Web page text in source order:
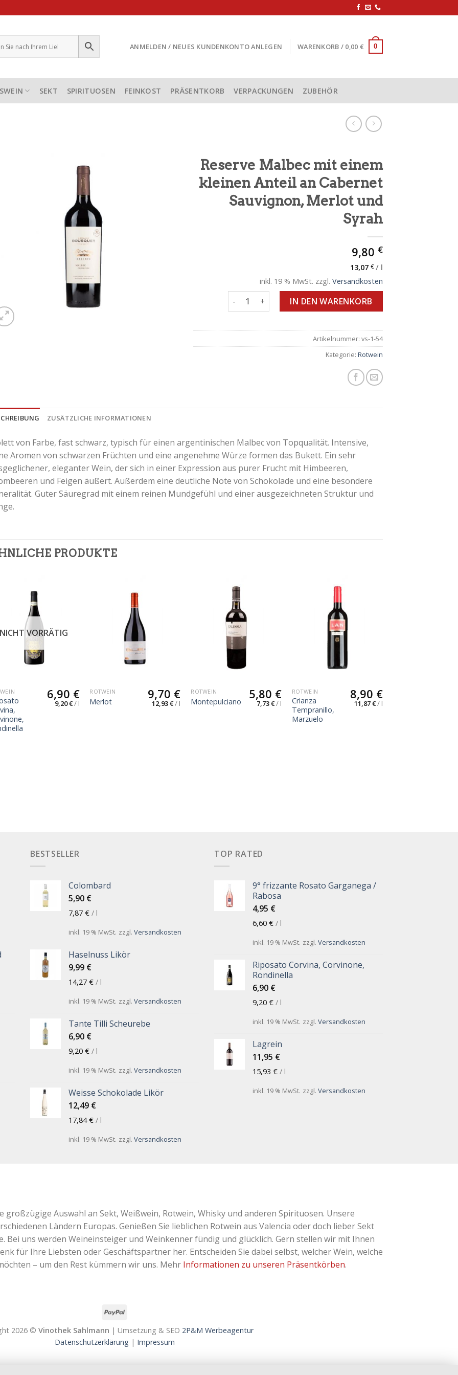
ANMELDEN / NEUES KUNDENKONTO ANLEGEN WARENKORB / 0,00 € 0
SEKT SPIRITUOSEN FEINKOST PRÄSENTKORB VERPACKUNGEN ZUBEHÖR
Reserve Malbec mit einem
kleinen Anteil an Cabernet
Sauvignon, Merlot und
Syrah
9,80 €
13,07 € / l
inkl. 19 % MwSt. zzgl. Versandkosten
Reserve Malbec mit einem kleinen Anteil an Cabernet
IN DEN WARENKORB
Artikelnummer: vs-1-54
Kategorie: Rotwein
ZUSÄTZLICHE INFORMATIONEN
von Farbe, fast schwarz, typisch für einen argentinischen Malbec von Topqualität. Intensive,
Aromen von schwarzen Früchten und eine angenehme Würze formen das Bukett. Ein sehr
eleganter Wein, der sich in einer Expression aus purer Frucht mit Himbeeren,
und Feigen äußert. Außerdem eine deutliche Note von Schokolade und eine besondere
Guter Säuregrad mit einem reinen Mundgefühl und einer ausgezeichneten Struktur und
PRODUKTE
NICHT VORRÄTIG
6,90 €
9,20€/ l
ROTWEIN
Merlot
9,70 €
12,93€/ l
ROTWEIN
Montepulciano
5,80 €
7,73€/ l
ROTWEIN
Crianza
Tempranillo,
Marzuelo
8,90 €
11,87€/ l
BESTSELLER
Colombard
5,90 €
7,87 €/ l
inkl. 19 % MwSt. zzgl. Versandkosten
Haselnuss Likör
9,99 €
14,27 €/ l
inkl. 19 % MwSt. zzgl. Versandkosten
Tante Tilli Scheurebe
6,90 €
9,20 €/ l
inkl. 19 % MwSt. zzgl. Versandkosten
Weisse Schokolade Likör
12,49 €
17,84€/ l
inkl. 19 % MwSt. zzgl. Versandkosten
TOP RATED
9° frizzante Rosato Garganega /
Rabosa
4,95 €
6,60 €/ l
inkl. 19 % MwSt. zzgl. Versandkosten
Riposato Corvina, Corvinone,
Rondinella
6,90 €
9,20 €/ l
inkl. 19 % MwSt. zzgl. Versandkosten
Lagrein
11,95 €
15,93 €/ l
inkl. 19 % MwSt. zzgl. Versandkosten
großzügige Auswahl an Sekt, Weißwein, Rotwein, Whisky und anderen Spirituosen. Unsere
Ländern Europas. Genießen Sie lieblichen Rotwein aus Valencia oder doch lieber Sekt
Bei uns werden Weineinsteiger und Weinkenner fündig und glücklich. Gern stellen wir mit Ihnen
für Ihre Liebsten oder Geschäftspartner her. Entscheiden Sie dabei selbst, welcher Wein, welche
– um den Rest kümmern wir uns. Mehr Informationen zu unseren Präsentkörben.
2026 © Vinothek Sahlmann | Umsetzung & SEO 2P&M Werbeagentur
Datenschutzerklärung | Impressum